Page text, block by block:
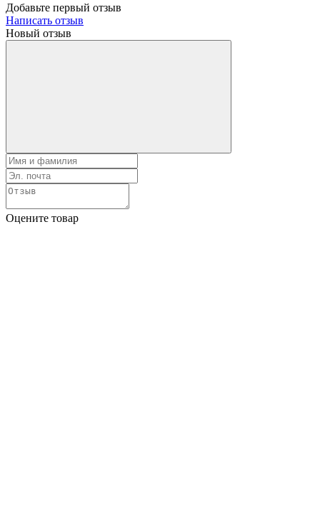
Добавьте первый отзыв
Написать отзыв
Новый отзыв
Оцените товар